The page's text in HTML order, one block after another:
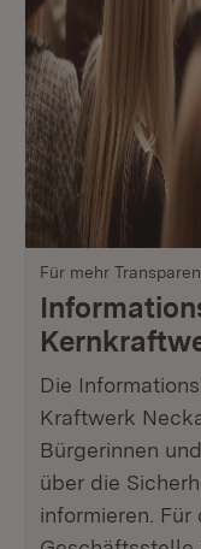
Für mehr
Die
Kraftwerk
Bürgerinnen
über die
informieren.